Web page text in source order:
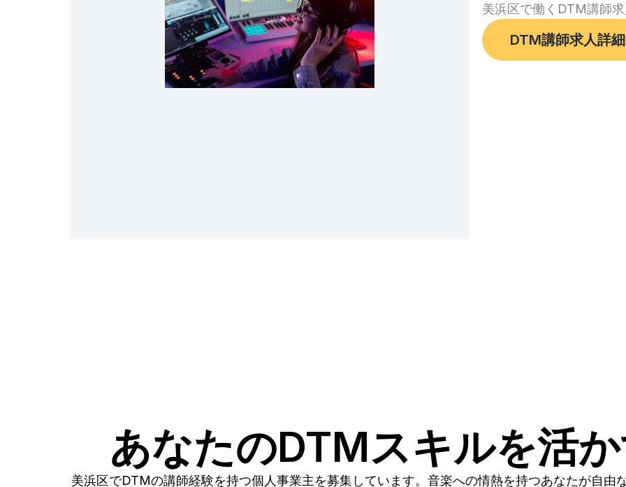
美浜区で働くDTM講師
DTM講師求人詳細
あなたのDTMスキルを活
美浜区でDTMの講師経験を持つ個人事業主を募集しています。音楽への情熱を持つあなたが自由